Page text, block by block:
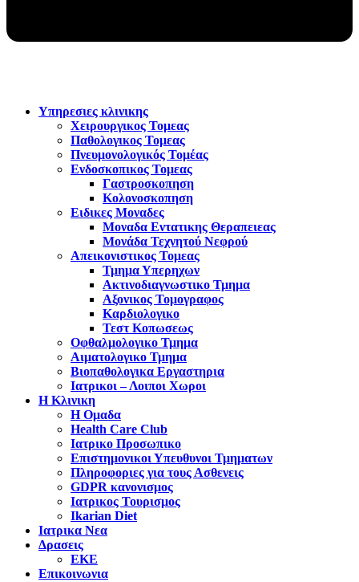
Υπηρεσιες κλινικης
Χειρουργικος Τομεας
Παθολογικος Τομεας
Πνευμονολογικός Τομέας
Ενδοσκοπικος Τομεας
Γαστροσκοπηση
Κολονοσκοπηση
Ειδικες Μοναδες
Μοναδα Εντατικης Θεραπειεας
Μονάδα Τεχνητού Νεφρού
Απεικονιστικος Τομεας
Τμημα Υπερηχων
Ακτινοδιαγνωστικο Τμημα
Αξονικος Τομογραφος
Καρδιολογικο
Τεστ Κοπωσεως
Οφθαλμολογικο Τμημα
Αιματολογικο Τμημα
Βιοπαθολογικα Εργαστηρια
Ιατρικοι – Λοιποι Χωροι
Η Κλινικη
Η Ομαδα
Health Care Club
Ιατρικο Προσωπικο
Επιστημονικοι Υπευθυνοι Τμηματων
Πληροφοριες για τους Ασθενεις
GDPR κανονισμος
Ιατρικος Τουρισμος
Ikarian Diet
Ιατρικα Νεα
Δρασεις
ΕΚΕ
Επικοινωνια